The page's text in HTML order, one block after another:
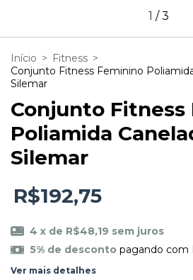
1 /3
Início > Fitness >
Conjunto Fitness Feminino
Silemar
Conjunto Fitness
Poliamida
Silemar
R$192,75
4 x de R$48,19 sem juros
5% de desconto pagando com
Ver mais detalhes